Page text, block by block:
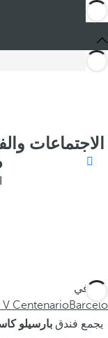
أنت في
Barceló
V Centenario
يجمع فندق بارسيلو